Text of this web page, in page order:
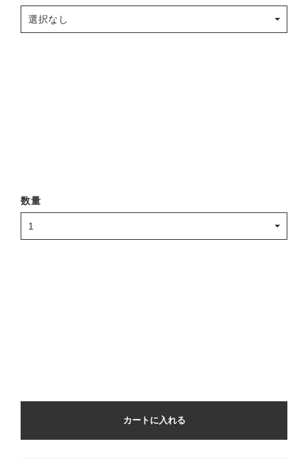
数量
カートに入れる